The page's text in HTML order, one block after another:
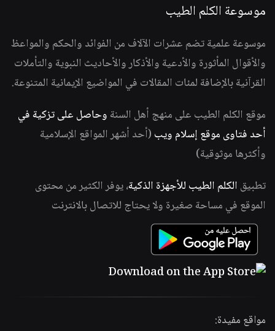
موسوعة الكلم الطيب
موسوعة علمية تضم عشرات الآلاف من الفوائد والحكم والمواعظ
والأقوال المأثورة والأدعية والأذكار والأحاديث النبوية والتأملات
القرآنية بالإضافة لمئات المقالات في المواضيع الإيمانية المتنوعة.
موقع الكلم الطيب على منهج أهل السنة وحاصل على تزكية في
أحد فتاوى موقع إسلام ويب (أحد أشهر المواقع الإسلامية
وأكثرها موثوقية)
تطبيق الكلم الطيب للأجهزة الذكية، يوفر الكثير من محتوى
الموقع في مساحة صغيرة ولا يحتاج للاتصال بالانترنت
مواقع مفيدة: